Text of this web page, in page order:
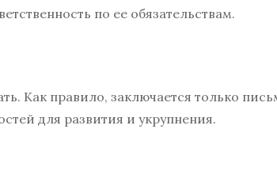
по ее обязательствам.
Как правило, заключается только
для развития и укрупнения.